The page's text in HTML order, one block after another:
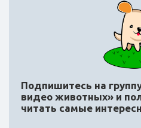
Подпишитесь на
видео животных» и
читать самые